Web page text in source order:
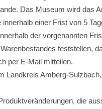
Das Museum wird das
einer Frist von 5
der vorgenannten
feststellen,
per E-Mail mitteilen.
Landkreis Amberg-
die